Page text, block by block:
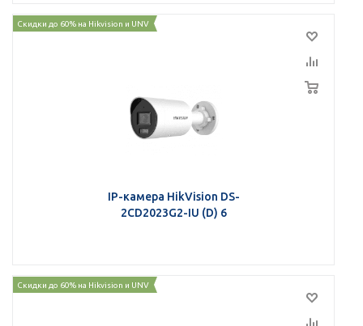
Скидки до 60% на Hikvision и UNV
IP-камера HikVision DS-
2CD2023G2-IU (D) 6
Скидки до 60% на Hikvision и UNV